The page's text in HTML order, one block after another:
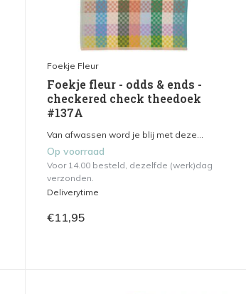
Foekje Fleur
Foekje fleur - odds & ends -
checkered check theedoek
#137A
Van afwassen word je blij met deze...
Op voorraad
Voor 14.00 besteld, dezelfde (werk)dag
verzonden.
Deliverytime
€11,95